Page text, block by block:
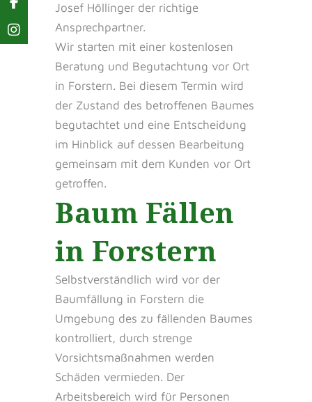
Josef Höllinger der richtige
Ansprechpartner.
Wir starten mit einer kostenlosen
Beratung und Begutachtung vor Ort
in Forstern. Bei diesem Termin wird
der Zustand des betroffenen Baumes
begutachtet und eine Entscheidung
im Hinblick auf dessen Bearbeitung
gemeinsam mit dem Kunden vor Ort
getroffen.
Baum Fällen
in Forstern
Selbstverständlich wird vor der
Baumfällung in Forstern die
Umgebung des zu fällenden Baumes
kontrolliert, durch strenge
Vorsichtsmaßnahmen werden
Schäden vermieden. Der
Arbeitsbereich wird für Personen